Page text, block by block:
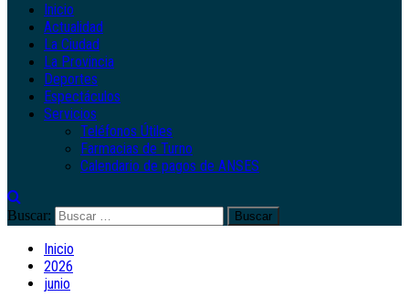
Inicio
Actualidad
La Ciudad
La Provincia
Deportes
Espectáculos
Servicios
Teléfonos Útiles
Farmacias de Turno
Calendario de pagos de ANSES
Buscar:
Inicio
2026
junio